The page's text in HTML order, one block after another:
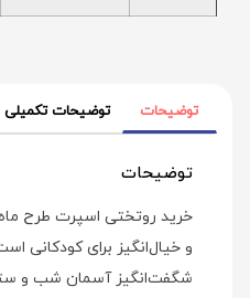
توضیحات توضیحات تکمیلی
توضیحات
خرید روتختی اسپرت طرح
و خیال‌انگیز برای کودکانی
شگفت‌انگیز آسمان شب و